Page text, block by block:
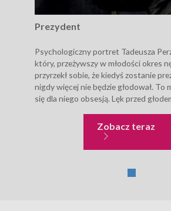
Prezydent
Psychologiczny portret Tadeusza
który, przeżywszy w młodości okres
przyrzekł sobie, że kiedyś zostanie
nigdy więcej nie będzie głodował. To
się dla niego obsesją. Lęk przed
Zobacz teraz